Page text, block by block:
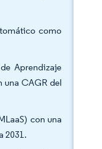
como
Aprendizaje
una CAGR del
con una
2031.